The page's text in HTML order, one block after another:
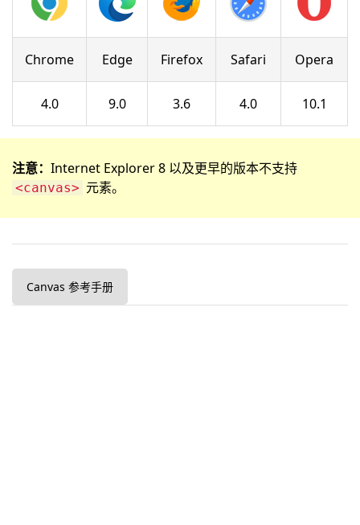
Chrome Edge Firefox Safari Opera
4.0 9.0 3.6 4.0 10.1
注意： Internet Explorer 8 以及更早的版本不支持
<canvas> 元素。
Canvas 参考手册